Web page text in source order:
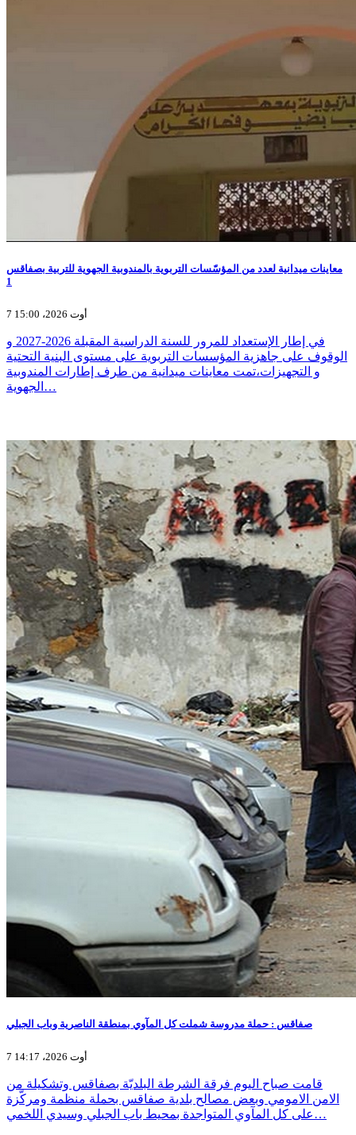
معاينات ميدانية لعدد من المؤسّسات التربوية بالمندوبية الجهوية للتربية بصفاقس
1
7 أوت 2026، 15:00
في إطار الإستعداد للمرور للسنة الدراسية المقبلة 2026-2027 و
الوقوف على جاهزية المؤسسات التربوية على مستوى البنية التحتية
و التجهيزات،تمت معاينات ميدانية من طرف إطارات المندوبية
الجهوية…
صفاقس : حملة مدروسة شملت كل المآوي بمنطقة الناصرية وباب الجبلي
7 أوت 2026، 14:17
قامت صباح اليوم فرقة الشرطة البلديّة بصفاقس وتشكيلة من
الامن الامومي وبعض مصالح بلدية صفاقس بحملة منظمة ومركّزة
على كل المآوي المتواجدة بمحيط باب الجبلي وسيدي اللخمي…